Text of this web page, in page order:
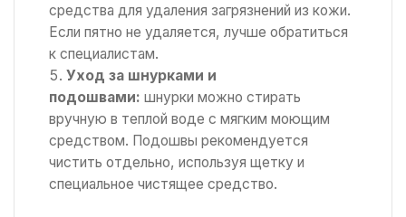
средства для удаления загрязнений из кожи.
Если пятно не удаляется, лучше обратиться
к специалистам.
Уход за шнурками и
подошвами: шнурки можно стирать
вручную в теплой воде с мягким моющим
средством. Подошвы рекомендуется
чистить отдельно, используя щетку и
специальное чистящее средство.